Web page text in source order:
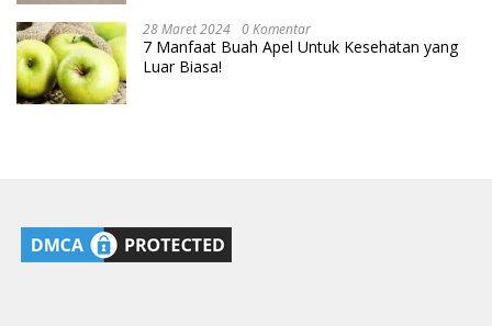
28 Maret 2024 0 Komentar
7 Manfaat Buah Apel Untuk Kesehatan yang
Luar Biasa!